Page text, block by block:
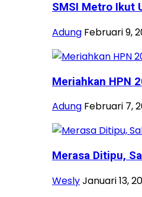
SMSI Metro Ikut
Adung Februari 9,
Meriahkan HPN
Adung Februari 7,
Merasa Ditipu,
WeslyJanuari 13,